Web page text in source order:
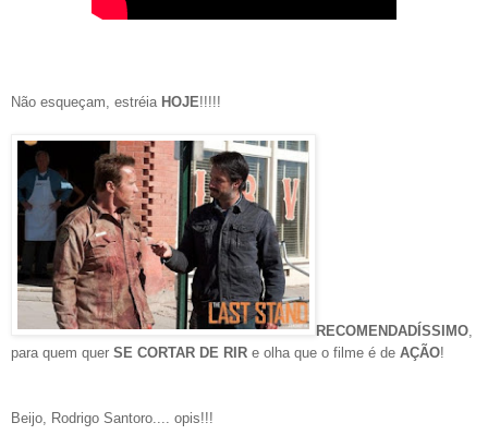
Não esqueçam, estréia HOJE!!!!!
RECOMENDADÍSSIMO
para quem quer SE CORTAR DE RIR e olha que o filme é de AÇÃO!
Beijo, Rodrigo Santoro.... opis!!!